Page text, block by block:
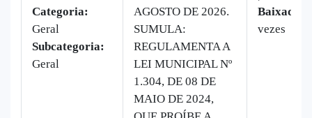
Categoria:
Geral
Subcategoria:
Geral
AGOSTO DE 2026.
SUMULA:
REGULAMENTA A
LEI MUNICIPAL Nº
1.304, DE 08 DE
MAIO DE 2024,
Baixado:
vezes